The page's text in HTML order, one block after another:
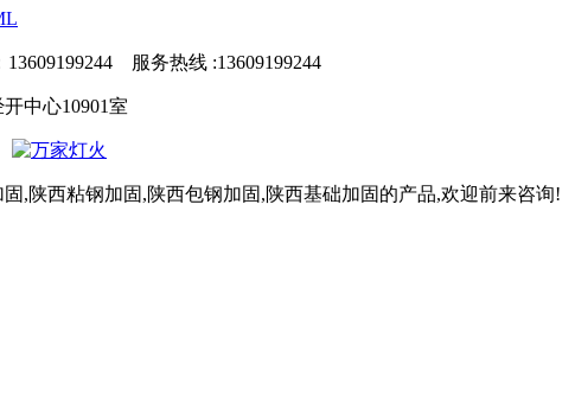
服务热线 :13609199244
中心10901室
,陕西粘钢加固,陕西包钢加固,陕西基础加固的产品,欢迎前来咨询!